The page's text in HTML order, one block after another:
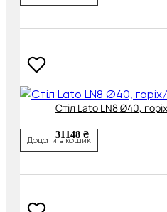
Cтіл Lato LN8 Ø40,
31148 ₴
Додати в кошик